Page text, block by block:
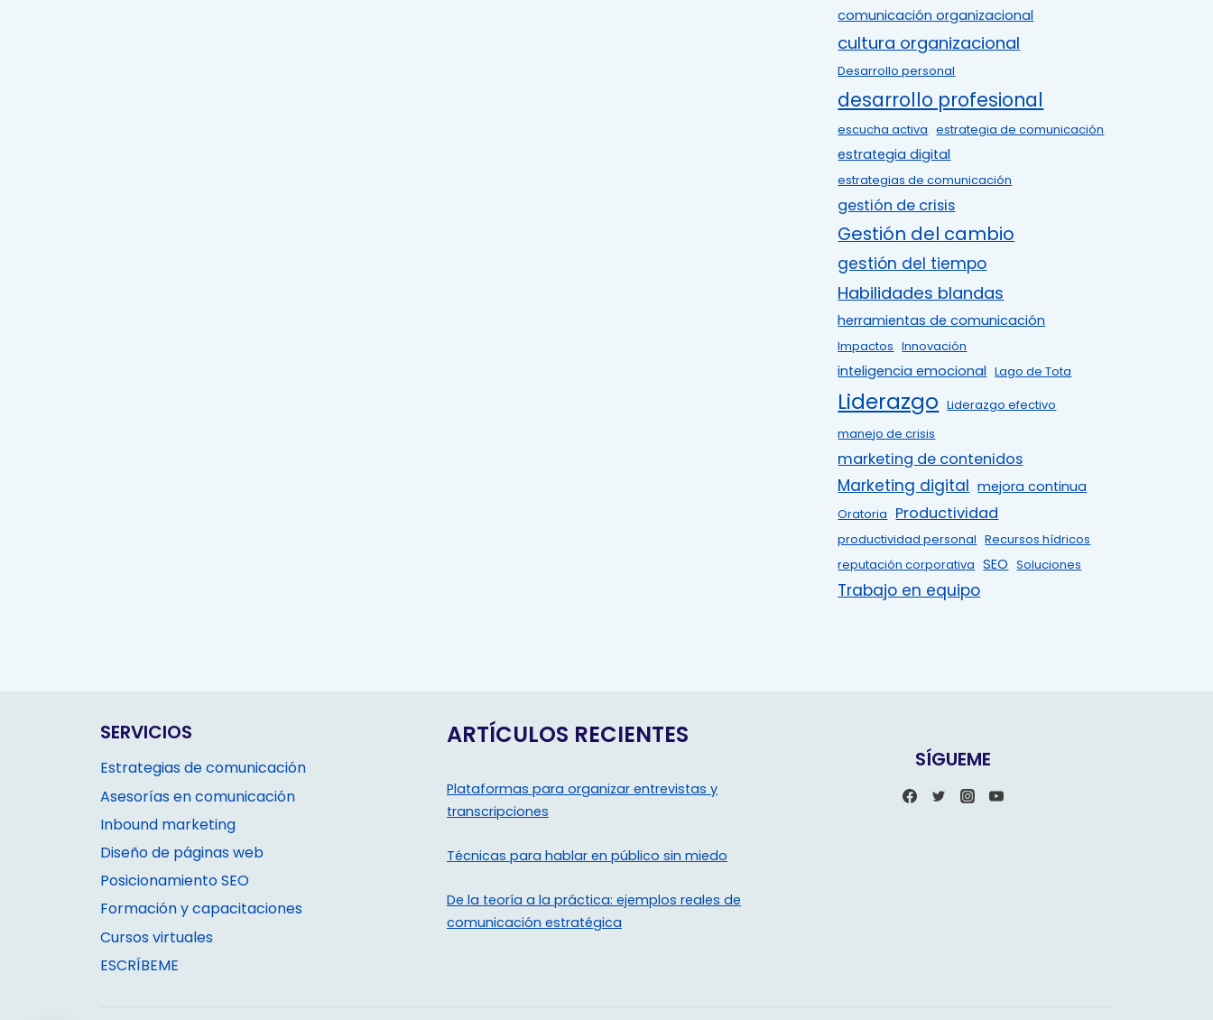
comunicación organizacional
cultura organizacional
Desarrollo personal
desarrollo profesional
escucha activa estrategia de comunicación
estrategia digital
estrategias de comunicación
gestión de crisis
Gestión del cambio
gestión del tiempo
Habilidades blandas
herramientas de comunicación
Impactos Innovación
inteligencia emocional Lago de Tota
Liderazgo Liderazgo efectivo
manejo de crisis
marketing de contenidos
Marketing digital mejora continua
Oratoria Productividad
productividad personal Recursos hídricos
reputación corporativa SEO Soluciones
Trabajo en equipo
SERVICIOS
Estrategias de comunicación
Asesorías en comunicación
Inbound marketing
Diseño de páginas web
Posicionamiento SEO
Formación y capacitaciones
Cursos virtuales
ESCRÍBEME
ARTÍCULOS RECIENTES
Plataformas para organizar entrevistas y
transcripciones
Técnicas para hablar en público sin miedo
De la teoría a la práctica: ejemplos reales de
comunicación estratégica
SÍGUEME